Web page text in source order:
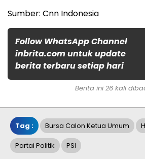
Sumber: Cnn Indonesia
Follow WhatsApp Channel
inbrita.com untuk update
berita terbaru setiap hari
Berita ini 26 kali
Tag : Bursa Calon Ketua Umum
Partai Politik PSI